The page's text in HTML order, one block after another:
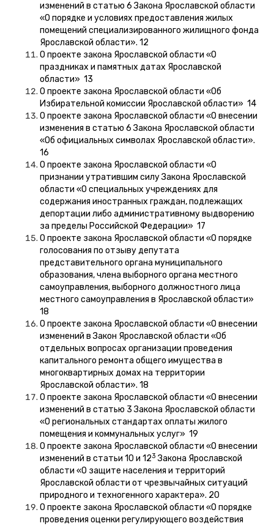
изменений в статью 6 Закона Ярославской области
«О порядке и условиях предоставления жилых
помещений специализированного жилищного фонда
Ярославской области». 12
О проекте закона Ярославской области «О
праздниках и памятных датах Ярославской
области» 13
О проекте закона Ярославской области «Об
Избирательной комиссии Ярославской области» 14
О проекте закона Ярославской области «О внесении
изменения в статью 6 Закона Ярославской области
«Об официальных символах Ярославской области».
16
О проекте закона Ярославской области «О
признании утратившим силу Закона Ярославской
области «О специальных учреждениях для
содержания иностранных граждан, подлежащих
депортации либо административному выдворению
за пределы Российской Федерации» 17
О проекте закона Ярославской области «О порядке
голосования по отзыву депутата
представительного органа муниципального
образования, члена выборного органа местного
самоуправления, выборного должностного лица
местного самоуправления в Ярославской области»
18
О проекте закона Ярославской области «О внесении
изменений в Закон Ярославской области «Об
отдельных вопросах организации проведения
капитального ремонта общего имущества в
многоквартирных домах на территории
Ярославской области». 18
О проекте закона Ярославской области «О внесении
изменений в статью 3 Закона Ярославской области
«О региональных стандартах оплаты жилого
помещения и коммунальных услуг» 19
О проекте закона Ярославской области «О внесении
изменений в статьи 10 и 123 Закона Ярославской
области «О защите населения и территорий
Ярославской области от чрезвычайных ситуаций
природного и техногенного характера». 20
О проекте закона Ярославской области «О порядке
проведения оценки регулирующего воздействия